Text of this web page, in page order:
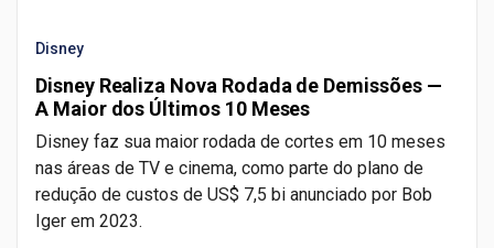
Disney
Disney Realiza Nova Rodada de Demissões —
A Maior dos Últimos 10 Meses
Disney faz sua maior rodada de cortes em 10 meses
nas áreas de TV e cinema, como parte do plano de
redução de custos de US$ 7,5 bi anunciado por Bob
Iger em 2023.